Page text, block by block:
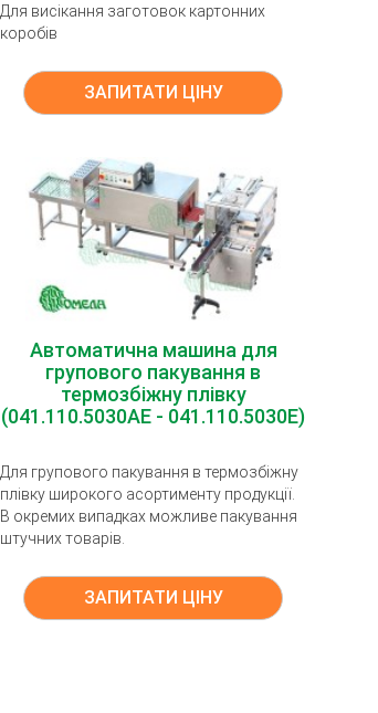
Для висікання заготовок картонних
коробів
ЗАПИТАТИ ЦІНУ
Автоматична машина для
групового пакування в
термозбіжну плівку
(041.110.5030AE - 041.110.5030E)
Для групового пакування в термозбіжну
плівку широкого асортименту продукції.
В окремих випадках можливе пакування
штучних товарів.
ЗАПИТАТИ ЦІНУ